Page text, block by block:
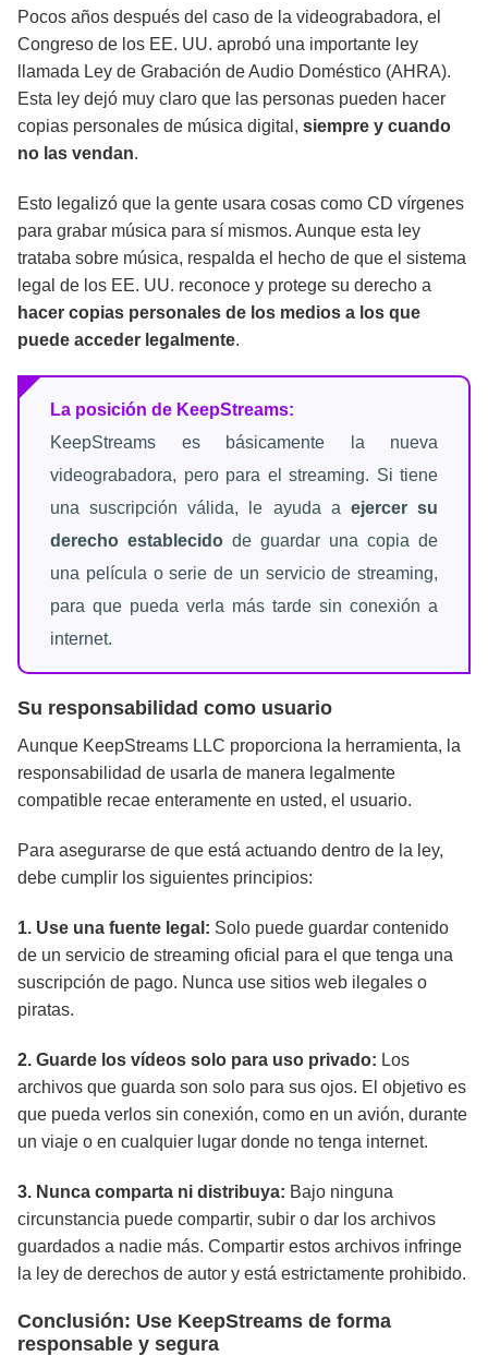
Pocos años después del caso de la videograbadora, el
Congreso de los EE. UU. aprobó una importante ley
llamada Ley de Grabación de Audio Doméstico (AHRA).
Esta ley dejó muy claro que las personas pueden hacer
copias personales de música digital, siempre y cuando
no las vendan.
Esto legalizó que la gente usara cosas como CD vírgenes
para grabar música para sí mismos. Aunque esta ley
trataba sobre música, respalda el hecho de que el sistema
legal de los EE. UU. reconoce y protege su derecho a
hacer copias personales de los medios a los que
puede acceder legalmente.
La posición de KeepStreams:
KeepStreams es básicamente la nueva
videograbadora, pero para el streaming. Si tiene
una suscripción válida, le ayuda a ejercer su
derecho establecido de guardar una copia de
una película o serie de un servicio de streaming,
para que pueda verla más tarde sin conexión a
internet.
Su responsabilidad como usuario
Aunque KeepStreams LLC proporciona la herramienta, la
responsabilidad de usarla de manera legalmente
compatible recae enteramente en usted, el usuario.
Para asegurarse de que está actuando dentro de la ley,
debe cumplir los siguientes principios:
1. Use una fuente legal: Solo puede guardar contenido
de un servicio de streaming oficial para el que tenga una
suscripción de pago. Nunca use sitios web ilegales o
piratas.
2. Guarde los vídeos solo para uso privado: Los
archivos que guarda son solo para sus ojos. El objetivo es
que pueda verlos sin conexión, como en un avión, durante
un viaje o en cualquier lugar donde no tenga internet.
3. Nunca comparta ni distribuya: Bajo ninguna
circunstancia puede compartir, subir o dar los archivos
guardados a nadie más. Compartir estos archivos infringe
la ley de derechos de autor y está estrictamente prohibido.
Conclusión: Use KeepStreams de forma
responsable y segura